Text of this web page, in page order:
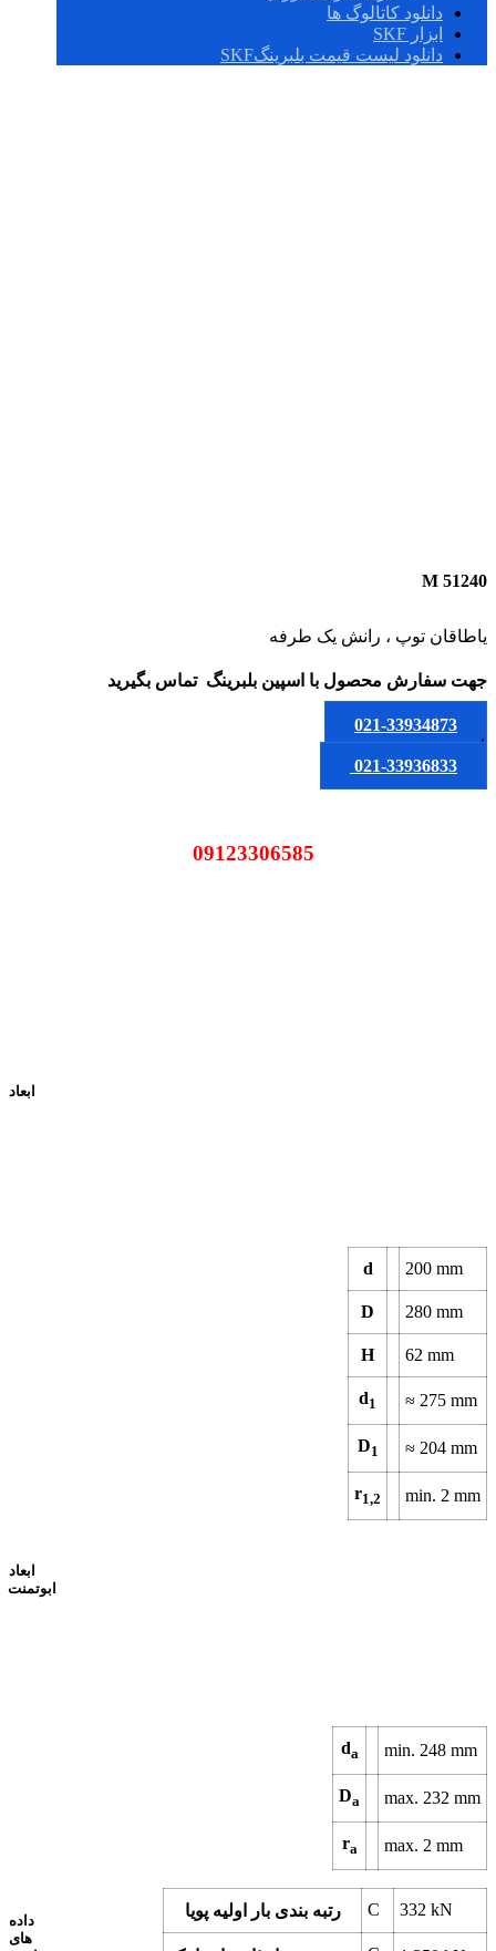
دانلود کاتالوگ ها
ابزار SKF
دانلود لیست قیمت بلبرینگSKF
51240 M
یاطاقان توپ ، رانش یک طرفه
جهت سفارش محصول با اسپین بلبرینگ تماس بگیرید
021-33934873
یا
021-33936833
ابعاد
d 200 mm
D 280 mm
H 62 mm
d1 ≈ 275 mm
D1 ≈ 204 mm
r1,2 min. 2 mm
ابعاد
ابوتمنت
da min. 248 mm
Da max. 232 mm
ra max. 2 mm
داده
های
رتبه بندی بار اولیه پویا C 332 kN